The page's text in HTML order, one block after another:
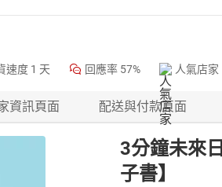
速度 1 天 回應率 57% 人氣店家
資訊頁面 配送與付款頁面
3分鐘未來
子書】